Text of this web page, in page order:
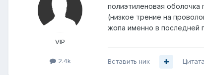
VIP
2.4k
полиэтиленовая
(низкое трение на
жопа именно в последней
Вставить ник Цитата